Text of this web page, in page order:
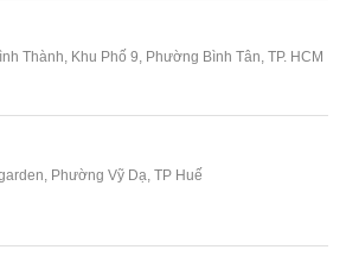
Thành, Khu Phố 9, Phường Bình Tân, TP. HCM
Phường Vỹ Dạ, TP Huế